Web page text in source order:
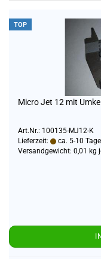
TOP
Micro Jet 12 mit
Art.Nr.: 100135-MJ12-K
Lieferzeit:
ca. 5-10 Tage
Versandgewicht: 0,01 kg